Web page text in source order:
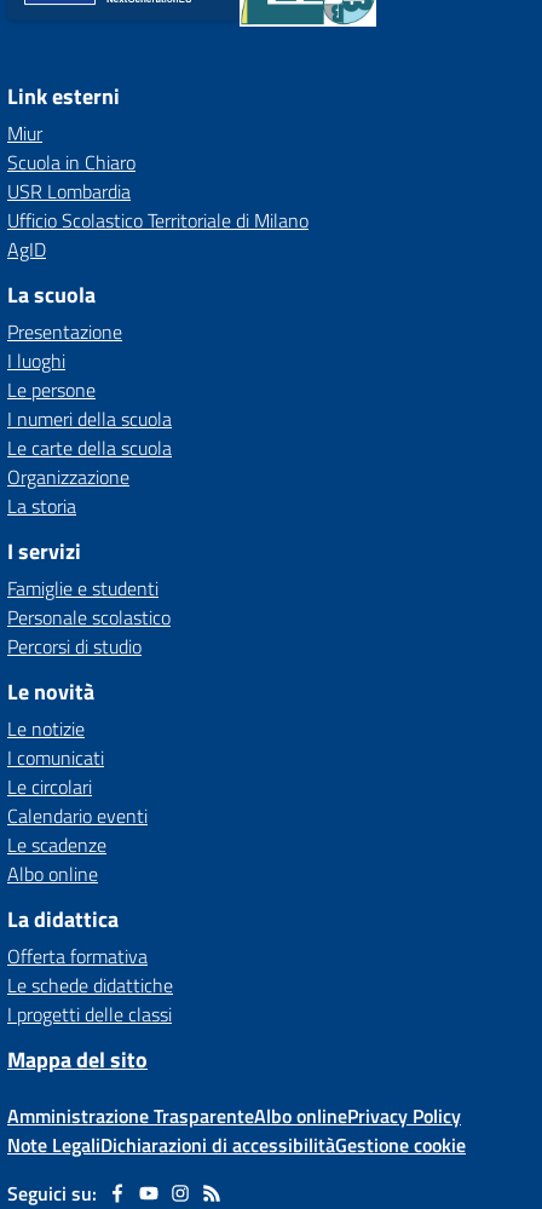
Link esterni
Miur
Scuola in Chiaro
USR Lombardia
Ufficio Scolastico Territoriale di Milano
AgID
La scuola
Presentazione
I luoghi
Le persone
I numeri della scuola
Le carte della scuola
Organizzazione
La storia
I servizi
Famiglie e studenti
Personale scolastico
Percorsi di studio
Le novità
Le notizie
I comunicati
Le circolari
Calendario eventi
Le scadenze
Albo online
La didattica
Offerta formativa
Le schede didattiche
I progetti delle classi
Mappa del sito
Amministrazione TrasparenteAlbo onlinePrivacy Policy
Note LegaliDichiarazioni di accessibilitàGestione cookie
Seguici su: